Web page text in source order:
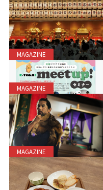
MAGAZINE
MAGAZINE
MAGAZINE